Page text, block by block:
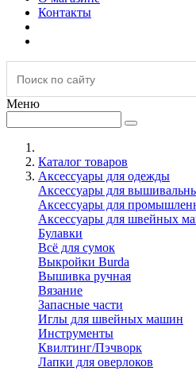
Контакты
Меню
Каталог товаров
Аксессуары для одежды
Аксессуары для
Аксессуары для
Аксессуары для швейных
Булавки
Всё для сумок
Выкройки Burda
Вышивка ручная
Вязание
Запасные части
Иглы для швейных машин
Инструменты
Квилтинг/Пэчворк
Лапки для оверлоков